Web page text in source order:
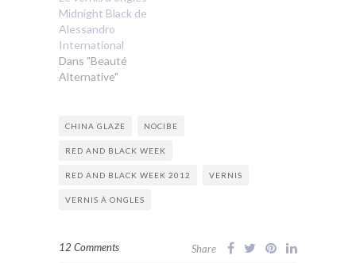
Midnight Black de
Alessandro
International
Dans "Beauté
Alternative"
CHINA GLAZE NOCIBE
RED AND BLACK WEEK
RED AND BLACK WEEK 2012 VERNIS
VERNIS À ONGLES
12 Comments Share